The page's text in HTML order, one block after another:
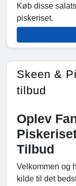
Køb disse
piskeriset.
Skeen &
tilbud
Oplev
Tilbud
Velkommen og
kilde til det